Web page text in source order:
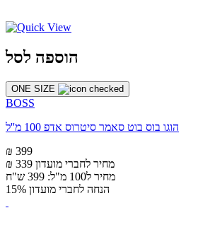
הוספה לסל
ONE SIZE
BOSS
הוגו בוס בוט סאמר סיטרוס אדפ 100 מ''ל
₪ 399
₪ 339 מחיר לחברי מועדון
מחיר ל100 מ"ל: 399 ש"ח
הנחה לחברי מועדון 15%